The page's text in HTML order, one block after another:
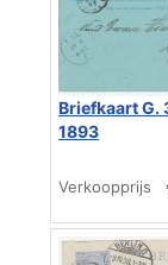
Briefkaart G.
1893
Verkoopprijs